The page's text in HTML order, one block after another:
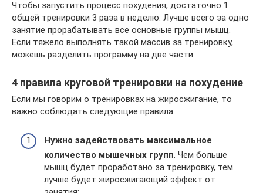
Чтобы запустить процесс похудения, достаточно 1
общей тренировки 3 раза в неделю. Лучше всего за одно
занятие прорабатывать все основные группы мышц.
Если тяжело выполнять такой массив за тренировку,
можешь разделить программу на две части.
4 правила круговой тренировки на похудение
Если мы говорим о тренировках на жиросжигание, то
важно соблюдать следующие правила:
Нужно задействовать максимальное
количество мышечных групп . Чем больше
мышц будет проработано за тренировку, тем
лучше будет жиросжигающий эффект от